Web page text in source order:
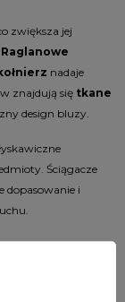
zwiększa jej
Raglanowe
nadaje
znajdują się tkane
design bluzy.
Ściągacze
dopasowanie i